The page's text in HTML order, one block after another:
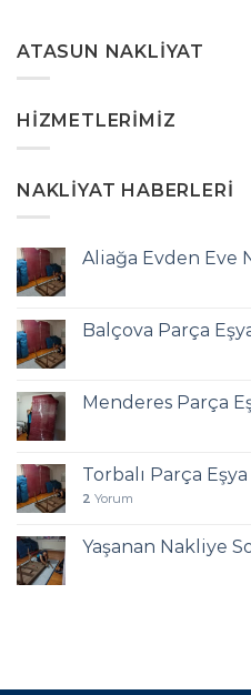
ATASUN NAKLIYAT
HIZMETLERIMIZ
NAKLIYAT HABERLERI
Aliağa Evden Eve
Balçova Parça
Menderes Parça
Torbalı Parça Eşya
2 Yorum
Yaşanan Nakliye